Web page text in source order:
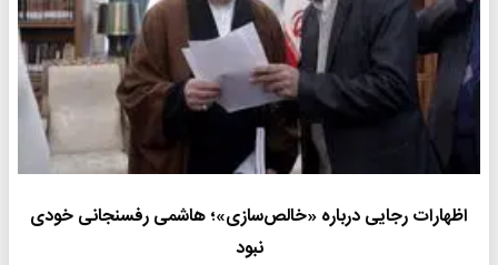
اظهارات رجایی درباره «خالص‌سازی»؛ هاشمی رفسنجانی خودی
نبود